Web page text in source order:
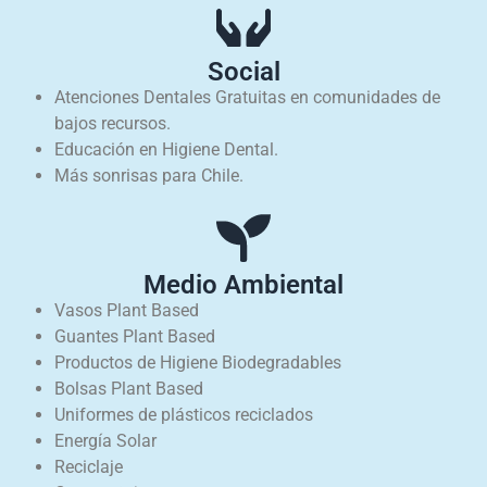
Social
Atenciones Dentales Gratuitas en comunidades de
bajos recursos.
Educación en Higiene Dental.
Más sonrisas para Chile.
Medio Ambiental
Vasos Plant Based
Guantes Plant Based
Productos de Higiene Biodegradables
Bolsas Plant Based
Uniformes de plásticos reciclados
Energía Solar
Reciclaje